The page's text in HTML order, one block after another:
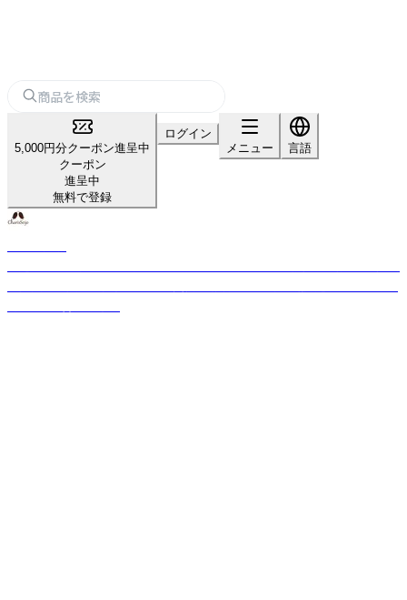
5,000円分クーポン進呈中
クーポン
進呈中
無料で登録
ログイン
メニュー
言語